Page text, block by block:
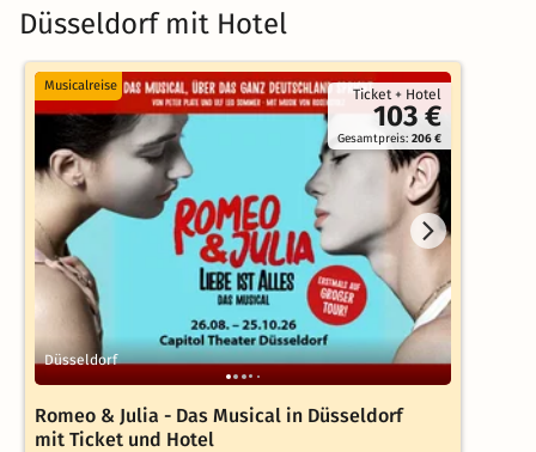
Düsseldorf mit Hotel
Ticket + Hotel
103 €
Gesamtpreis:206 €
Musicalreise
Düsseldorf
Romeo & Julia - Das Musical in Düsseldorf
mit Ticket und Hotel